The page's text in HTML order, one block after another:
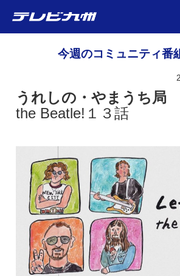
今週のコミュニティ番
うれしの・やまうち局
the Beatle!１３話